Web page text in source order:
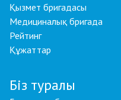
Қызмет бригадасы
Медициналық бригада
Рейтинг
Құжаттар
Біз туралы